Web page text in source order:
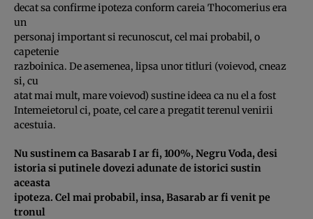
decat sa confirme ipoteza conform careia Thocomerius era
un
personaj important si recunoscut, cel mai probabil, o
capetenie
razboinica. De asemenea, lipsa unor titluri (voievod, cneaz
si, cu
atat mai mult, mare voievod) sustine ideea ca nu el a fost
Intemeietorul ci, poate, cel care a pregatit terenul venirii
acestuia.
Nu sustinem ca Basarab I ar fi, 100%, Negru Voda, desi
istoria si putinele dovezi adunate de istorici sustin
aceasta
ipoteza. Cel mai probabil, insa, Basarab ar fi venit pe
tronul